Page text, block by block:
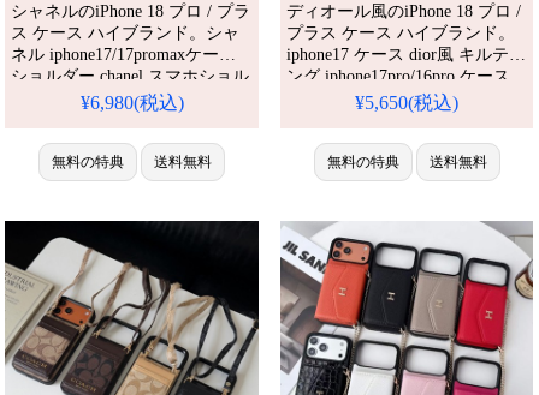
シャネルのiPhone 18 プロ / プラ
ス ケース ハイブランド。シャ
ネル iphone17/17promaxケース
ショルダー chanel スマホショル
ダー チェーン付き アイフォン
iphoneケース 斜めがけ ハイブラ
ンド スマホケース肩掛け。芸能
人も愛用する人気アイテム。耐
い。おしゃれでシンプル、しか
も格安。流行りのデ
¥6,980(税込)
無料の特典 送料無料
ディオール風のiPhone 18 プロ /
プラス ケース ハイブランド。
iphone17 ケース dior風 キルティ
ング iphone17pro/16pro ケース
ブランド iphone15/15pro カード
ランド iphoneケース diorパロデ
ィ。芸能人も愛用する人気アイ
テム。耐衝撃・防水・多機能で
ル、しかも格安。流行りのデザ
¥5,650(税込)
無料の特典 送料無料